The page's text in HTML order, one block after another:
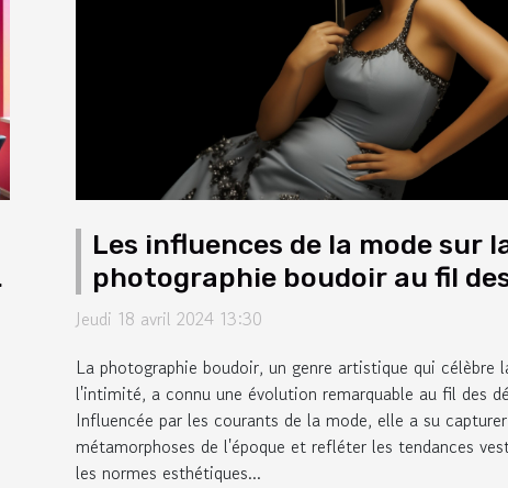
Les influences de la mode sur
photographie boudoir au fil
décennies
Jeudi 18 avril 2024 13:30
La photographie boudoir, un genre artistique qui célèbre
l'intimité, a connu une évolution remarquable au fil des
Influencée par les courants de la mode, elle a su
métamorphoses de l'époque et refléter les tendances
les normes esthétiques...